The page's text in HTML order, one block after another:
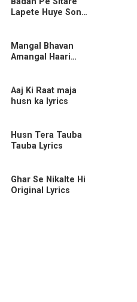
Lapete Huye Song
Mangal Bhavan
Amangal Haari
Aaj Ki Raat maja
husn ka lyrics
Husn Tera Tauba
Tauba Lyrics
Ghar Se Nikalte Hi
Original Lyrics